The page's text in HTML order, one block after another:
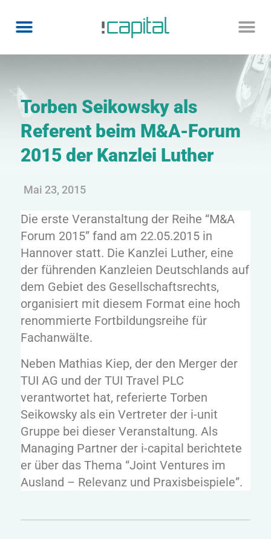
Torben Seikowsky als
Referent beim M&A-Forum
2015 der Kanzlei Luther
Mai 23, 2015
Die erste Veranstaltung der Reihe “M&A
Forum 2015” fand am 22.05.2015 in
Hannover statt. Die Kanzlei Luther, eine
der führenden Kanzleien Deutschlands auf
dem Gebiet des Gesellschaftsrechts,
organisiert mit diesem Format eine hoch
renommierte Fortbildungsreihe für
Fachanwälte.
Neben Mathias Kiep, der den Merger der
TUI AG und der TUI Travel PLC
verantwortet hat, referierte Torben
Seikowsky als ein Vertreter der i-unit
Gruppe bei dieser Veranstaltung. Als
Managing Partner der i-capital berichtete
er über das Thema “Joint Ventures im
Ausland – Relevanz und Praxisbeispiele”.